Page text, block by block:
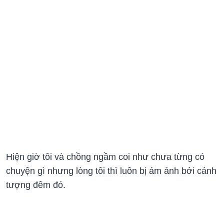
Hiện giờ tôi và chồng ngầm coi như chưa từng có
chuyện gì nhưng lòng tôi thì luôn bị ám ảnh bởi cảnh
tượng đêm đó.